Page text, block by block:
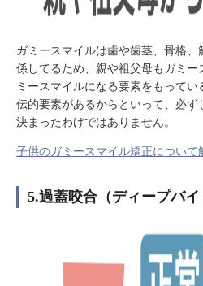
ガミースマイルは歯や歯茎、骨格
係してるため、親や祖父母もガミ
ミースマイルになる要素をもって
伝的要素があるからといって、必ず
決まったわけではありません。
子供のガミースマイル矯正について
5.過蓋咬合（ディープバイ